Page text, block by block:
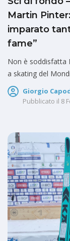
Martin
imparato
fame”
Non è soddisfatta
a skating del
Giorgio
Pubblicato il 8